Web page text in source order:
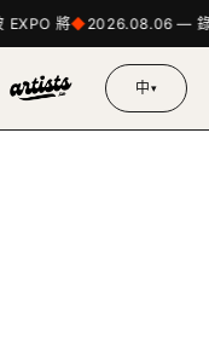
將 2026.08.06 — 錄
中▾